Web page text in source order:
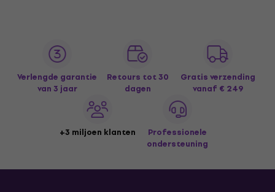
Verlengde garantie
van 3 jaar
Retours tot 30
dagen
Gratis verzending
vanaf € 249
+3 miljoen klanten
Professionele
ondersteuning